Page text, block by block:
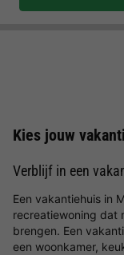
Kies jouw
Verblijf in een
Een vakantiehuis in
recreatiewoning dat
brengen. Een
een woonkamer,